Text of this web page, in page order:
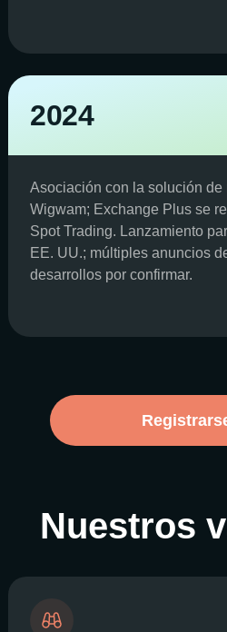
2024
Asociación con la solución de
Wigwam; Exchange Plus se
Spot Trading. Lanzamiento
EE. UU.; múltiples anuncios
desarrollos por confirmar.
Nuestros